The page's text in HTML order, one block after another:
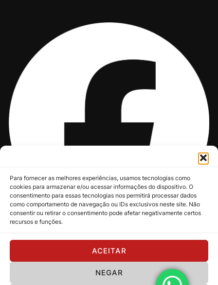
Para fornecer as melhores experiências, usamos tecnologias como
cookies para armazenar e/ou acessar informações do dispositivo. O
consentimento para essas tecnologias nos permitirá processar dados
como comportamento de navegação ou IDs exclusivos neste site. Não
consentir ou retirar o consentimento pode afetar negativamente certos
recursos e funções.
ACEITAR
NEGAR
@nksmusic